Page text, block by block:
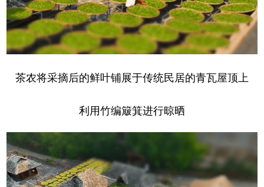
茶农将采摘后的鲜叶铺展于传统民居的青瓦屋顶上
利用竹编簸箕进行晾晒